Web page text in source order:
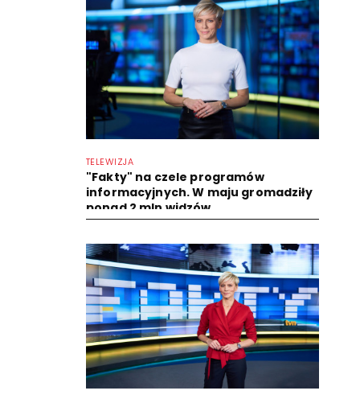
TELEWIZJA
"Fakty" na czele programów
informacyjnych. W maju gromadziły
ponad 2 mln widzów